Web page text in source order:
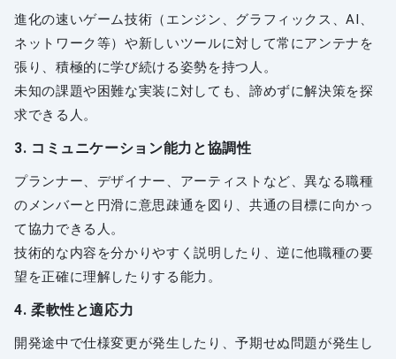
進化の速いゲーム技術（エンジン、グラフィックス、AI、
ネットワーク等）や新しいツールに対して常にアンテナを
張り、積極的に学び続ける姿勢を持つ人。
未知の課題や困難な実装に対しても、諦めずに解決策を探
求できる人。
3. コミュニケーション能力と協調性
プランナー、デザイナー、アーティストなど、異なる職種
のメンバーと円滑に意思疎通を図り、共通の目標に向かっ
て協力できる人。
技術的な内容を分かりやすく説明したり、逆に他職種の要
望を正確に理解したりする能力。
4. 柔軟性と適応力
開発途中で仕様変更が発生したり、予期せぬ問題が発生し